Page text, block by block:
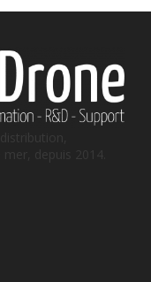
depuis 2014.